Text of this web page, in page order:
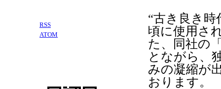
RSS
ATOM
“古き良き時
頃に使用さ
た、同社の
とながら、
みの凝縮が
おります。